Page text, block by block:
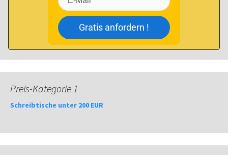
Gratis anfordern !
Preis-Kategorie 1
Schreibtische unter 200 EUR